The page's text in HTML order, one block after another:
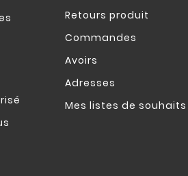
Retours produit
Commandes
Avoirs
Adresses
Mes listes de souhaits